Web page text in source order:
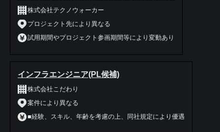
株式会社テクノウォーカー
プロジェクト先により異なる
試用期間やプロジェクト参画期間等により変動あり
インフラエンジニア(PL候補)
株式会社こだわり
案件により異なる
■経験、スキル、年齢を考慮の上、同社規定により優遇